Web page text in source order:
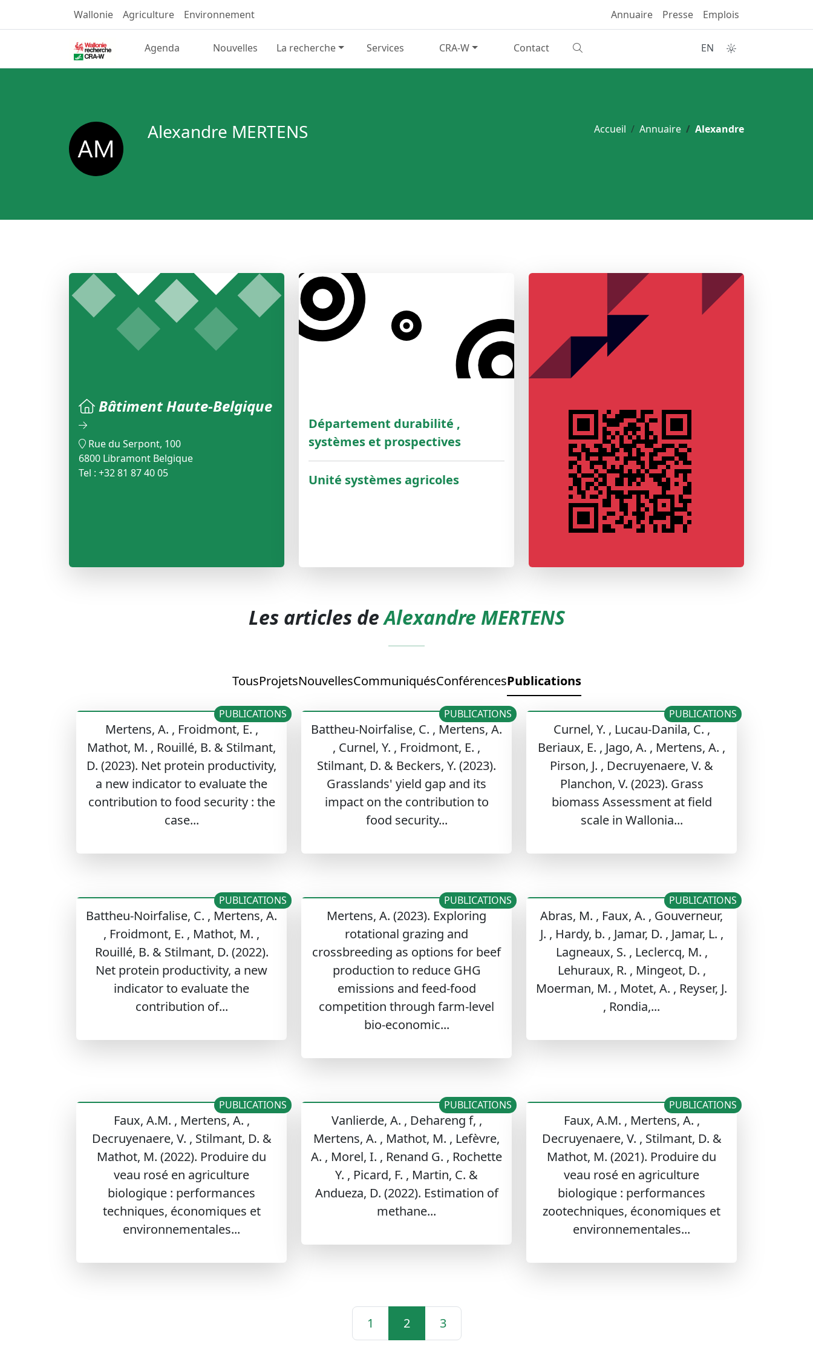
Wallonie Agriculture Environnement Annuaire Presse Emplois
Agenda Nouvelles La recherche Services CRA-W Contact EN
Accueil Annuaire Alexandre
Alexandre MERTENS
Bâtiment Haute-Belgique
Rue du Serpont, 100
6800 Libramont Belgique
Tel : +32 81 87 40 05
Département durabilité ,
systèmes et prospectives
Unité systèmes agricoles
Les articles deAlexandre MERTENS
TousProjetsNouvellesCommuniquésConférencesPublications
Mertens, A. , Froidmont, E. ,
Mathot, M. , Rouillé, B. & Stilmant,
D. (2023). Net protein productivity,
a new indicator to evaluate the
contribution to food security : the
case...
PUBLICATIONS
Battheu-Noirfalise, C. , Mertens, A.
, Curnel, Y. , Froidmont, E. ,
Stilmant, D. & Beckers, Y. (2023).
Grasslands' yield gap and its
impact on the contribution to
food security...
PUBLICATIONS
Curnel, Y. , Lucau-Danila, C. ,
Beriaux, E. , Jago, A. , Mertens, A. ,
Pirson, J. , Decruyenaere, V. &
Planchon, V. (2023). Grass
biomass Assessment at field
scale in Wallonia...
PUBLICATIONS
Battheu-Noirfalise, C. , Mertens, A.
, Froidmont, E. , Mathot, M. ,
Rouillé, B. & Stilmant, D. (2022).
Net protein productivity, a new
indicator to evaluate the
contribution of...
PUBLICATIONS
Mertens, A. (2023). Exploring
rotational grazing and
crossbreeding as options for beef
production to reduce GHG
emissions and feed-food
competition through farm-level
bio-economic...
PUBLICATIONS
Abras, M. , Faux, A. , Gouverneur,
J. , Hardy, b. , Jamar, D. , Jamar, L. ,
Lagneaux, S. , Leclercq, M. ,
Lehuraux, R. , Mingeot, D. ,
Moerman, M. , Motet, A. , Reyser, J.
, Rondia,...
PUBLICATIONS
Faux, A.M. , Mertens, A. ,
Decruyenaere, V. , Stilmant, D. &
Mathot, M. (2022). Produire du
veau rosé en agriculture
biologique : performances
techniques, économiques et
environnementales...
PUBLICATIONS
Vanlierde, A. , Dehareng f, ,
Mertens, A. , Mathot, M. , Lefèvre,
A. , Morel, I. , Renand G. , Rochette
Y. , Picard, F. , Martin, C. &
Andueza, D. (2022). Estimation of
methane...
PUBLICATIONS
Faux, A.M. , Mertens, A. ,
Decruyenaere, V. , Stilmant, D. &
Mathot, M. (2021). Produire du
veau rosé en agriculture
biologique : performances
zootechniques, économiques et
environnementales...
PUBLICATIONS
1 2 3